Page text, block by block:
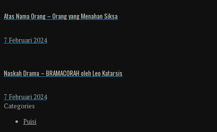
Atas Nama Orang – Orang yang Menahan Siksa
7 Februari 2024
Naskah Drama – BRAMACORAH oleh Leo Katarsis
7 Februari 2024
Categories
Puisi